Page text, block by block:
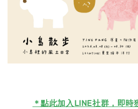
＊點此加入LINE社群，即時